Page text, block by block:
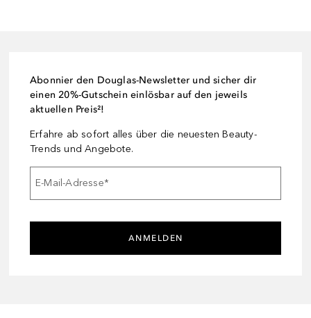
Abonnier den Douglas-Newsletter und sicher dir
einen 20%-Gutschein einlösbar auf den jeweils
aktuellen Preis²!
Erfahre ab sofort alles über die neuesten Beauty-
Trends und Angebote.
E-Mail-Adresse*
ANMELDEN